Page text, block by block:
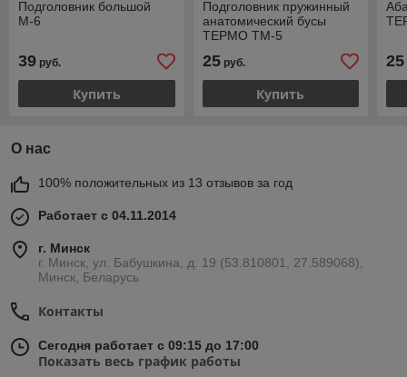
Подголовник большой
М-6
39 руб.
Купить
Подголовник пружинный
анатомический бусы
ТЕРМО ТМ-5
25руб.
Купить
25
О нас
100% положительных из 13 отзывов за год
Работает с 04.11.2014
г. Минск
г. Минск, ул. Бабушкина, д. 19 (53.810801, 27.589068),
Минск, Беларусь
Контакты
Сегодня работает с 09:15 до 17:00
Показать весь график работы